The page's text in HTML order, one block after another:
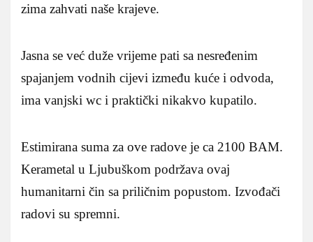
zima zahvati naše krajeve.
Jasna se već duže vrijeme pati sa nesređenim
spajanjem vodnih cijevi između kuće i odvoda,
ima vanjski wc i praktički nikakvo kupatilo.
Estimirana suma za ove radove je ca 2100 BAM.
Kerametal u Ljubuškom podržava ovaj
humanitarni čin sa priličnim popustom. Izvođači
radovi su spremni.